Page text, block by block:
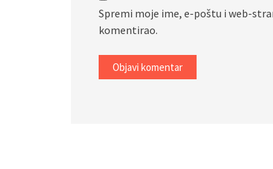
Spremi moje ime, e-poštu i web-
komentirao.